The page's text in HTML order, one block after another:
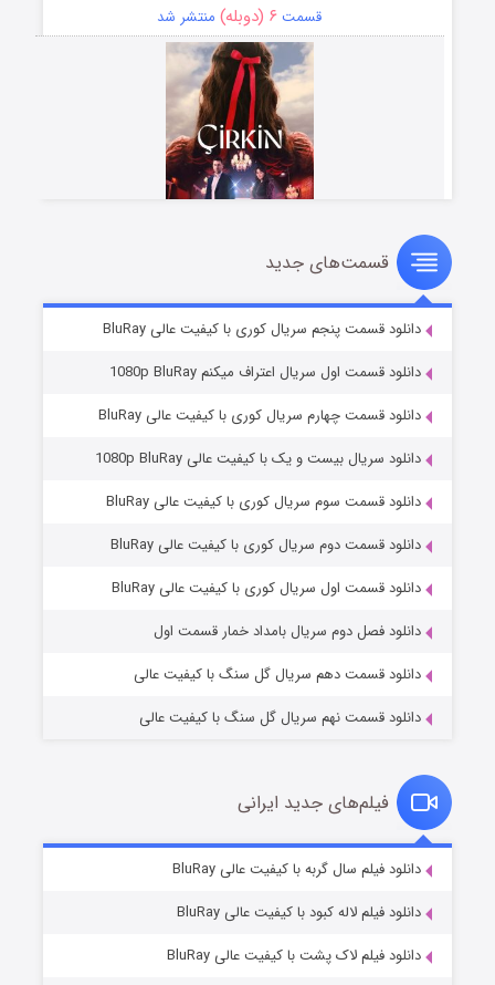
قسمت ۶ (دوبله) منتشر شد
سریال زشت
قسمت۵ (زیرنویس) منتشر شد
وستی ها
قسمت۱ (زیرنویس) منتشر شد
قسمت۶ (زیرنویس) منتشر شد
قسمت‌های جدید
دانلود قسمت پنجم سریال کوری با کیفیت عالی BluRay
دانلود قسمت اول سریال اعتراف میکنم 1080p BluRay
دانلود قسمت چهارم سریال کوری با کیفیت عالی BluRay
دانلود سریال بیست و یک با کیفیت عالی 1080p BluRay
دانلود قسمت سوم سریال کوری با کیفیت عالی BluRay
دانلود قسمت دوم سریال کوری با کیفیت عالی BluRay
دانلود قسمت اول سریال کوری با کیفیت عالی BluRay
دانلود فصل دوم سریال بامداد خمار قسمت اول
دانلود قسمت دهم سریال گل سنگ با کیفیت عالی
دانلود قسمت نهم سریال گل سنگ با کیفیت عالی
فیلم‌های جدید ایرانی
دانلود فیلم سال گربه با کیفیت عالی BluRay
دانلود فیلم لاله کبود با کیفیت عالی BluRay
دانلود فیلم لاک پشت با کیفیت عالی BluRay